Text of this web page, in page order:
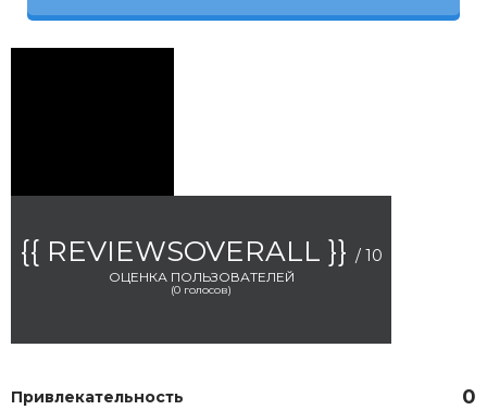
{{ REVIEWSOVERALL }} / 10
ОЦЕНКА ПОЛЬЗОВАТЕЛЕЙ
(0 голосов)
Привлекательность 0